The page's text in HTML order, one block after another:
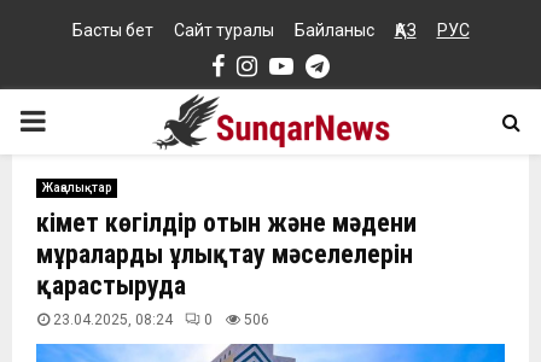
Басты бет Сайт туралы Байланыс ҚАЗ РУС
Facebook
Instagram
YoutubeTelegram
PRIMARY
MENU
Жаңалықтар
Үкімет көгілдір отын және мәдени
мұраларды ұлықтау мәселелерін
қарастыруда
23.04.2025, 08:24 0 506